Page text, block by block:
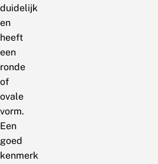
duidelijk
en
heeft
een
ronde
of
ovale
vorm.
Een
goed
kenmerk